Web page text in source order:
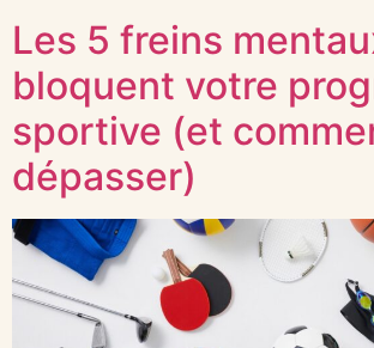
Les 5 freins
bloquent votre
sportive (et
dépasser)